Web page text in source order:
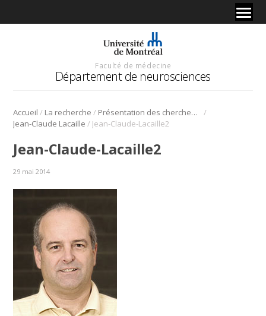
Faculté de médecine
Département de neurosciences
Accueil / La recherche / Présentation des chercheurs et de leur discipline
/
Jean-Claude Lacaille / Jean-Claude-Lacaille2
Jean-Claude-Lacaille2
29 mai 2014